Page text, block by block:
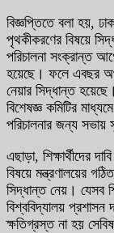
বিজ্ঞপ্তিতে বলা হয়,
পৃথকীকরণের বিষয়ে
পরিচালনা সংক্রান্ত
হয়েছে। ফলে এবছর
নেয়ার সিদ্ধান্ত হয়েছে।
বিশেষজ্ঞ কমিটির
পরিচালনার জন্য সভায়
এছাড়া, শিক্ষার্থীদের
বিষয়ে মন্ত্রণালয়ের
সিদ্ধান্ত নেয়। যেসব
বিশ্ববিদ্যালয় প্রশাসন
ক্ষতিগ্রস্ত না হয়